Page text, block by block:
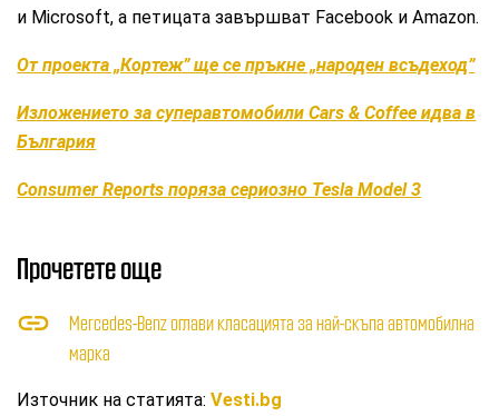
и Microsoft, а петицата завършват Facebook и Amazon.
От проекта „Кортеж” ще се пръкне „народен всъдеход”
Изложението за суперавтомобили Cars & Coffee идва в
България
Consumer Reports поряза сериозно Tesla Model 3
Прочетете още
Mercedes-Benz оглави класацията за най-скъпа автомобилна
марка
Източник на статията:Vesti.bg